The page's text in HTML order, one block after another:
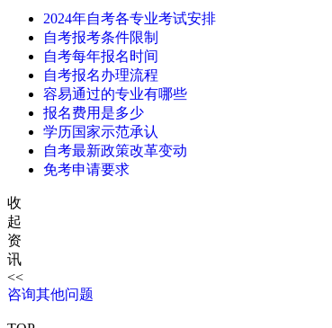
2024年自考各专业考试安排
自考报考条件限制
自考每年报名时间
自考报名办理流程
容易通过的专业有哪些
报名费用是多少
学历国家示范承认
自考最新政策改革变动
免考申请要求
收
起
资
讯
<<
咨询其他问题